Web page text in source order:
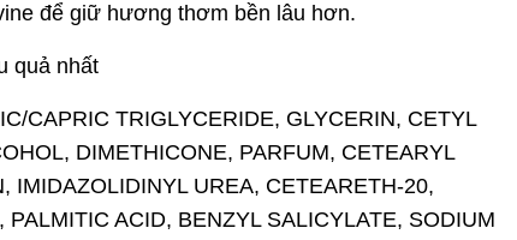
để giữ hương thơm bền lâu hơn.
quả nhất
CAPRIC TRIGLYCERIDE, GLYCERIN, CETYL
DIMETHICONE, PARFUM, CETEARYL
IMIDAZOLIDINYL UREA, CETEARETH-20,
ACID, BENZYL SALICYLATE, SODIUM